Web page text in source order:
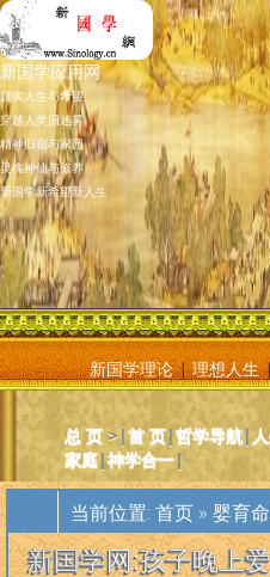
新国学应用网
真实人生与希望
穿越人类旧迷雾
精神归宿与家园
灵魂神仙与修养
新国学新希望新人生
新国学理论|理想人生
新国学应用网是将新国学理论付
基元学十分庞大复杂，特别是社
人而言因基础知识不够而难以理
逻辑，简化为相对易懂和利于人
体人生、宗教、神灵、社会常识
是一个非常完备、深度范畴远超旧
都可以从中获益 。
总 页 >|首 页|哲学导航|
家庭|神学合一|
当前位置: 首页 » 婴育
新国学网:孩子晚上